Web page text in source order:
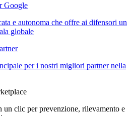
Google
e autonoma che offre ai difensori un
globale
per i nostri migliori partner nella
un clic per prevenzione, rilevamento e